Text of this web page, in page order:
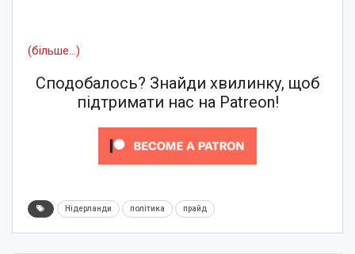
(більше…)
Сподобалось? Знайди хвилинку, щоб
підтримати нас на Patreon!
Нідерланди політика прайд